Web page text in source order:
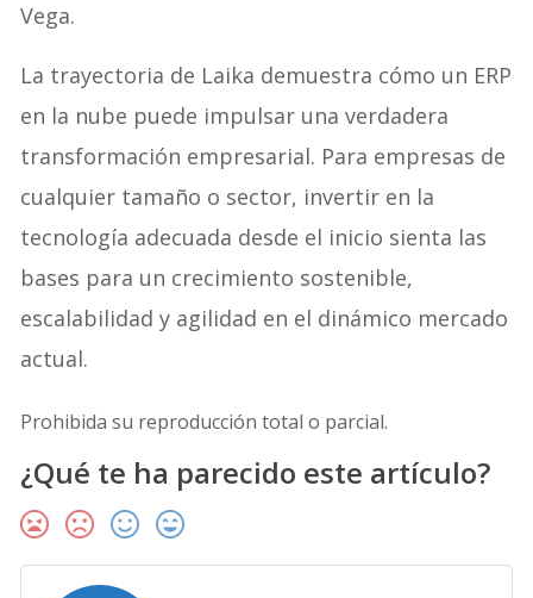
Vega.
La trayectoria de Laika demuestra cómo un ERP
en la nube puede impulsar una verdadera
transformación empresarial. Para empresas de
cualquier tamaño o sector, invertir en la
tecnología adecuada desde el inicio sienta las
bases para un crecimiento sostenible,
escalabilidad y agilidad en el dinámico mercado
actual.
Prohibida su reproducción total o parcial.
¿Qué te ha parecido este artículo?